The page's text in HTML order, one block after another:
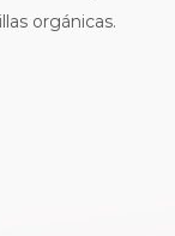
orgánicas.